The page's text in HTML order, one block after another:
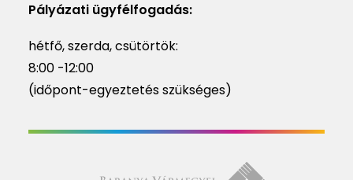
Pályázati ügyfélfogadás:
hétfő, szerda, csütörtök:
8:00 -12:00
(időpont-egyeztetés szükséges)